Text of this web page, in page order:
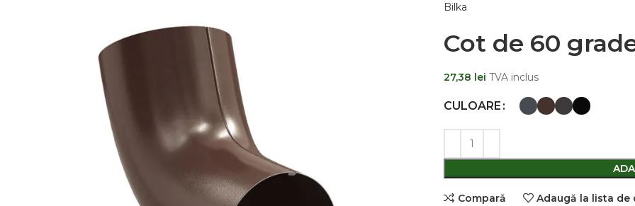
Bilka
Cot de 60
27,38 lei TVA inclus
CULOARE
Comparǎ Adaugă la lista de